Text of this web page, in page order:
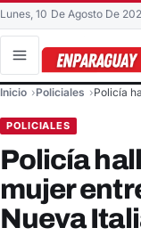
Lunes, 10 De Agosto De
Buscar en el sitio
Inicio Policiales Policía
POLICIALES
Policía
mujer
Nueva